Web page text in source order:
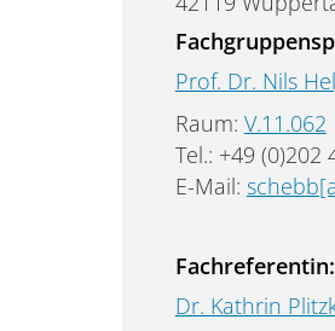
Prof. Dr. Nils
Raum: V.11.062
Tel.: +49 (0)202
E-Mail:
Fachreferentin:
Dr. Kathrin